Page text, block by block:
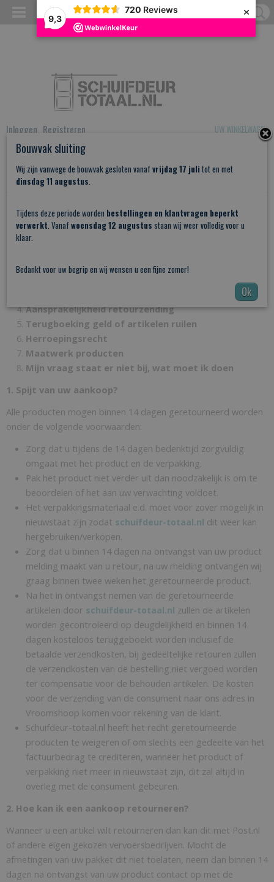
9,3
720 Reviews ×
Inloggen Registreren
UW WINKELWAGEN
(0)
Home> Ruilen en Retourneren
Ruilen en Retourneren
Ruilen en Retourneren
Spijt van uw aankoop?
Aansprakelijkheid retourzending
Terugboeking geld of artikelen ruilen
Herroepingsrecht
Maatwerk producten
Mijn vraag staat er niet bij, wat moet ik doen
1. Spijt van uw aankoop?
Alle producten mogen binnen 14 dagen geretourneerd worden
onder de volgende voorwaarden:
Zorg dat u tijdens de 14 dagen bedenktijd zorgvuldig
omgaat met het product en de verpakking.
Pak het product niet verder uit dan noodzakelijk is om te
beoordelen of het aan uw verwachting voldoet.
Het verpakkingsmateriaal e.d. moet voor zover mogelijk in
nieuwstaat zijn zodat schuifdeur-totaal.nl dit weer kan
hergebruiken/verkopen.
Zorg dat u binnen 14 dagen na ontvangst van uw product
melding maakt van u retour, na uw melding ontvangen wij
graag binnen twee weken het geretourneerde product.
Na het in ontvangst nemen van de geretourneerde
artikelen door schuifdeur-totaal.nl zullen de artikelen
worden gecontroleerd op deugdelijkheid en binnen 14
dagen kosteloos teruggeboekt worden inclusief de
betaalde verzendkosten, bij gedeeltelijke retouren zullen
de verzendkosten van de bestelling niet vergoed worden
ter compensatie voor de behouden artikelen. De kosten
voor de verzending van de consument naar ons adres in
Vroomshoop komen voor rekening van de klant.
Schuifdeur-totaal.nl heeft het recht geretourneerde
producten te weigeren of om slechts een gedeelte van het
factuurbedrag te crediteren, wanneer het product of
verpakking niet meer in nieuwstaat zijn, dit zal altijd in
overleg met de consument gebeuren.
2. Hoe kan ik een aankoop retourneren?
Wanneer u een artikel wilt retourneren dan kan dit met Post.nl
of andere eigen gekozen vervoersbedrijven. Mocht de
afmetingen van uw pakket dit niet toelaten, neem dan binnen 14
dagen na ontvangst van uw product contact op met de
Bouwvak sluiting
Wij zijn vanwege de bouwvak gesloten vanaf vrijdag 17 juli tot en met
dinsdag 11 augustus.
Tijdens deze periode worden bestellingen en klantvragen beperkt
verwerkt. Vanaf woensdag 12 augustus staan wij weer volledig voor u
klaar.
Bedankt voor uw begrip en wij wensen u een fijne zomer!
Ok